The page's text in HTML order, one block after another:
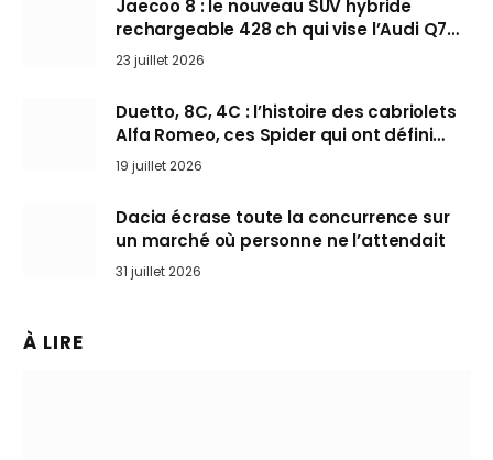
Jaecoo 8 : le nouveau SUV hybride
rechargeable 428 ch qui vise l’Audi Q7
arrive en Europe cet automne
23 juillet 2026
Duetto, 8C, 4C : l’histoire des cabriolets
Alfa Romeo, ces Spider qui ont défini
l’art de rouler cheveux au vent
19 juillet 2026
Dacia écrase toute la concurrence sur
un marché où personne ne l’attendait
31 juillet 2026
À LIRE